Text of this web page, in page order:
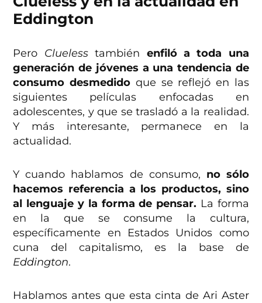
Eddington
Pero Cluelesstambién enfiló a toda una
generación de jóvenes a una tendencia de
consumo desmedido que se reflejó en las
siguientes películas enfocadas en
adolescentes, y que se trasladó a la realidad.
Y más interesante, permanece en la
actualidad.
Y cuando hablamos de consumo, no sólo
hacemos referencia a los productos, sino
al lenguaje y la forma de pensar. La forma
en la que se consume la cultura,
específicamente en Estados Unidos como
cuna del capitalismo, es la base de
Eddington.
Hablamos antes que esta cinta de Ari Aster